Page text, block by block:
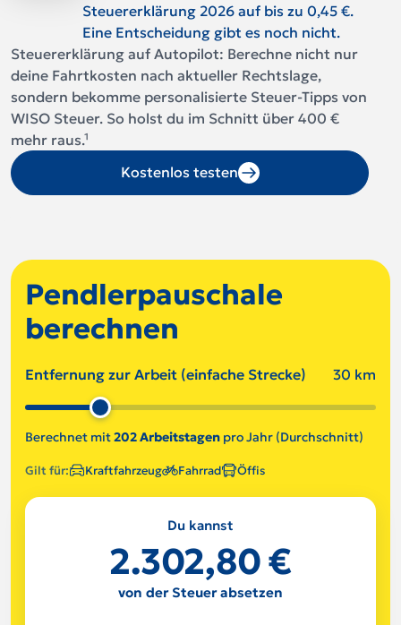
Steuererklärung 2026 auf bis zu 0,45 €.
Eine Entscheidung gibt es noch nicht.
Steuererklärung auf Autopilot: Berechne nicht nur
deine Fahrtkosten nach aktueller Rechtslage,
sondern bekomme personalisierte Steuer-Tipps von
WISO Steuer. So holst du im Schnitt über 400 €
mehr raus.¹
Kostenlos testen
Pendlerpauschale
berechnen
Entfernung zur Arbeit (einfache Strecke) 30 km
Berechnet mit202 Arbeitstagen pro Jahr (Durchschnitt)
Gilt für: Kraftfahrzeug Fahrrad Öffis
Du kannst
2.302,80 €
von der Steuer absetzen